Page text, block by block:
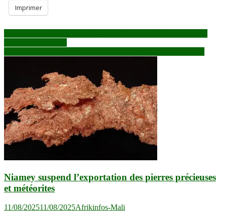
Imprimer
Navigation
de
Niamey suspend l’exportation des pierres précieuses
et météorites
11/08/202511/08/2025Afrikinfos-Mali